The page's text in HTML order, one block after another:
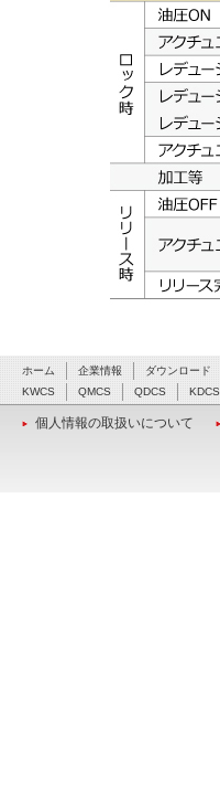
ホーム 企業情報 ダウンロード
KWCS
QMCS QDCS KDCS
個人情報の取扱いについて